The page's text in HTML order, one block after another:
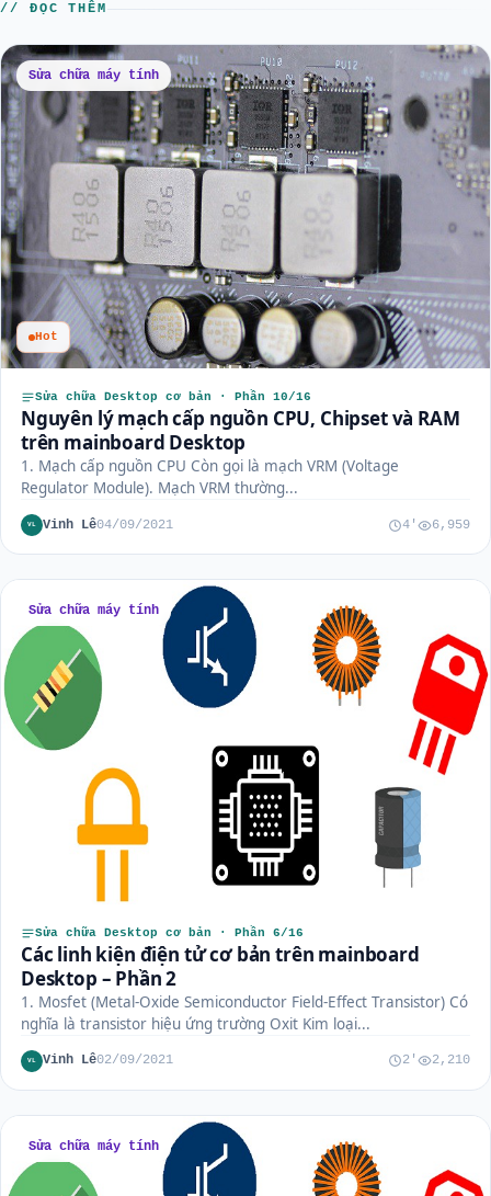
// ĐỌC THÊM
Sửa chữa máy tính
Hot
Sửa chữa Desktop cơ bản · Phần 10/16
Nguyên lý mạch cấp nguồn CPU, Chipset và RAM
trên mainboard Desktop
1. Mạch cấp nguồn CPU Còn gọi là mạch VRM (Voltage
Regulator Module). Mạch VRM thường...
VL Vinh Lê04/09/2021 4' 6,959
Sửa chữa máy tính
Sửa chữa Desktop cơ bản · Phần 6/16
Các linh kiện điện tử cơ bản trên mainboard
Desktop – Phần 2
1. Mosfet (Metal-Oxide Semiconductor Field-Effect Transistor) Có
nghĩa là transistor hiệu ứng trường Oxit Kim loại...
VL Vinh Lê02/09/2021 2' 2,210
Sửa chữa máy tính